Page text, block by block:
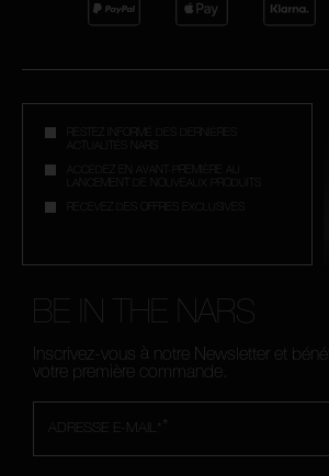
RESTEZ INFORMÉ DES DERNIÈRES
ACTUALITÉS NARS
ACCÉDEZ EN AVANT-PREMIÈRE AU
LANCEMENT DE NOUVEAUX PRODUITS
RECEVEZ DES OFFRES EXCLUSIVES
BE IN THE NARS
Inscrivez-vous à notre Newsletter et
votre première commande.
*
ADRESSE E-MAIL*